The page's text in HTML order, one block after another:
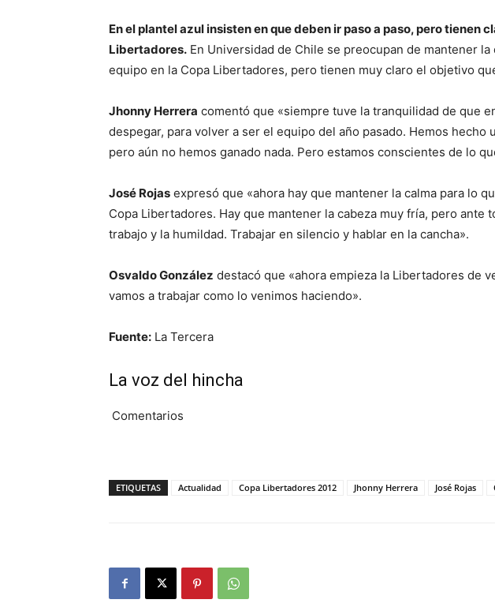
En el plantel azul insisten en que deben ir paso a paso, pero tienen
Libertadores. En Universidad de Chile se preocupan de mantener
equipo en la Copa Libertadores, pero tienen muy claro el objetivo
Jhonny Herrera comentó que «siempre tuve la tranquilidad de que
despegar, para volver a ser el equipo del año pasado. Hemos hecho
pero aún no hemos ganado nada. Pero estamos conscientes de lo
José Rojas expresó que «ahora hay que mantener la calma para lo
Copa Libertadores. Hay que mantener la cabeza muy fría, pero ante
trabajo y la humildad. Trabajar en silencio y hablar en la cancha».
Osvaldo González destacó que «ahora empieza la Libertadores de
vamos a trabajar como lo venimos haciendo».
Fuente: La Tercera
La voz del hincha
Comentarios
ETIQUETAS Actualidad Copa Libertadores 2012 Jhonny Herrera José Rojas